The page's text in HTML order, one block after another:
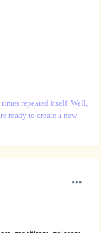
repeated itself. Well,
ready to create a new